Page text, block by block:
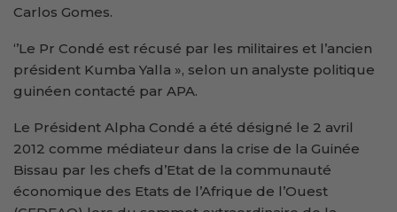
Carlos Gomes.
‘’Le Pr Condé est récusé par les militaires et l’ancien
président Kumba Yalla », selon un analyste politique
guinéen contacté par APA.
Le Président Alpha Condé a été désigné le 2 avril
2012 comme médiateur dans la crise de la Guinée
Bissau par les chefs d’Etat de la communauté
économique des Etats de l’Afrique de l’Ouest